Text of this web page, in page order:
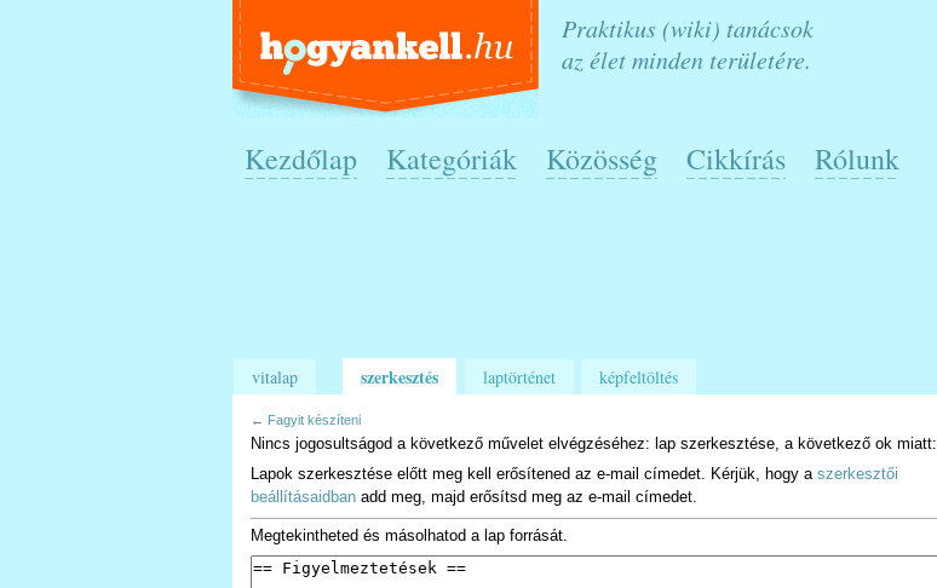
Praktikus (wiki) tanácsok
az élet minden területére.
Kezdőlap Kategóriák Közösség Cikkírás Rólunk
vitalap szerkesztés laptörténet képfeltöltés
← Fagyit készíteni
Nincs jogosultságod a következő művelet elvégzéséhez: lap szerkesztése, a következő ok miatt:
Lapok szerkesztése előtt meg kell erősítened az e-mail címedet. Kérjük, hogy a szerkesztői
beállításaidban add meg, majd erősítsd meg az e-mail címedet.
Megtekintheted és másolhatod a lap forrását.